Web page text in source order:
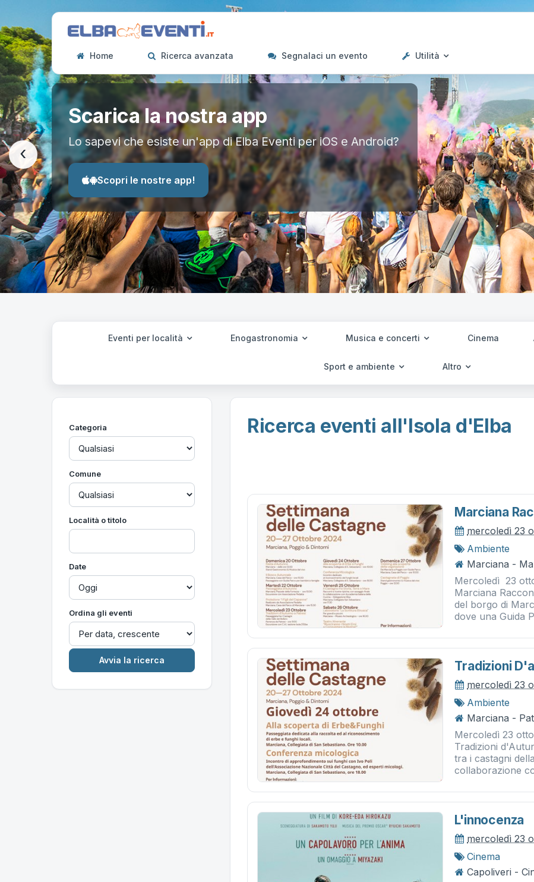
Home Ricerca avanzata Segnalaci un evento Utilità
Scarica la nostra app
Lo sapevi che esiste un'app di Elba Eventi per iOS e Android?
Scopri le nostre app!
‹
Eventi per località Enogastronomia Musica e concerti Cinema
Sport e ambiente Altro
Categoria
Comune
Località o titolo
Date
Ordina gli eventi
Ricerca eventi all'Isola d'Elba
Marciana
mercoledì 23
Ambiente
Marciana -
Mercoledì 23
Marciana
del borgo di
dove una Guida
Tradizioni
mercoledì 23
Ambiente
Marciana -
Mercoledì 23
Tradizioni
tra i castagni
collaborazione
L'innocenza
mercoledì 23
Cinema
Capoliveri -